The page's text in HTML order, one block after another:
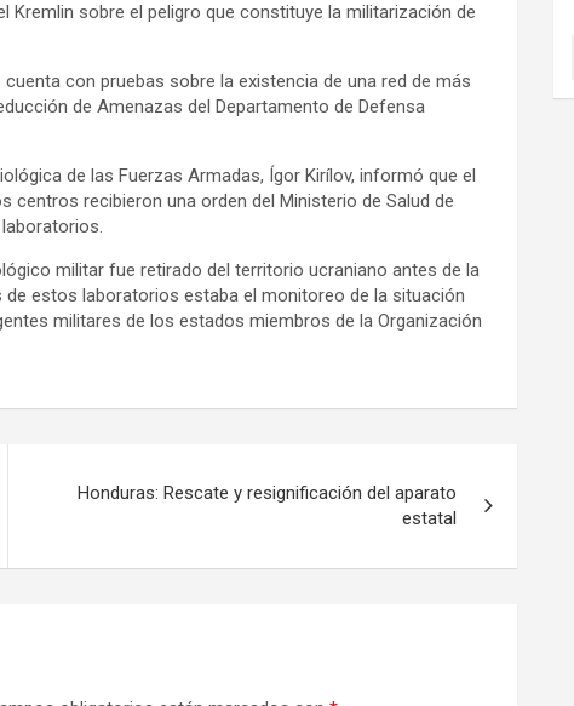
sobre el peligro que constituye la militarización de
con pruebas sobre la existencia de una red de más
de Amenazas del Departamento de Defensa
de las Fuerzas Armadas, Ígor Kirílov, informó que el
recibieron una orden del Ministerio de Salud de
militar fue retirado del territorio ucraniano antes de la
estos laboratorios estaba el monitoreo de la situación
militares de los estados miembros de la Organización
Honduras: Rescate y resignificación del aparato
estatal